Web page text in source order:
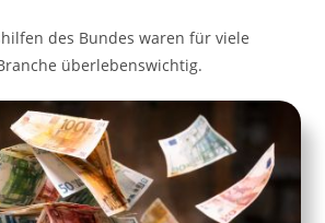
des Bundes waren für viele
überlebenswichtig.